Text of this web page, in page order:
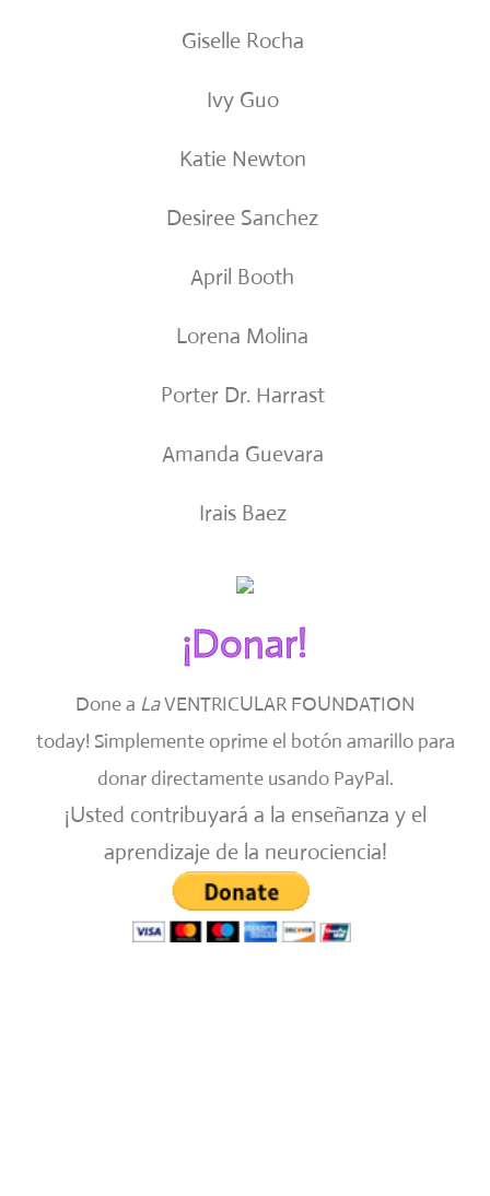
Giselle Rocha
Ivy Guo
Katie Newton
Desiree Sanchez
April Booth
Lorena Molina
Porter Dr. Harrast
Amanda Guevara
Irais Baez
¡Donar!
Done a LaVENTRICULAR FOUNDATION
today! Simplemente oprime el botón amarillo para
donar directamente usando PayPal.
¡Usted contribuyará a la enseñanza y el
aprendizaje de la neurociencia!